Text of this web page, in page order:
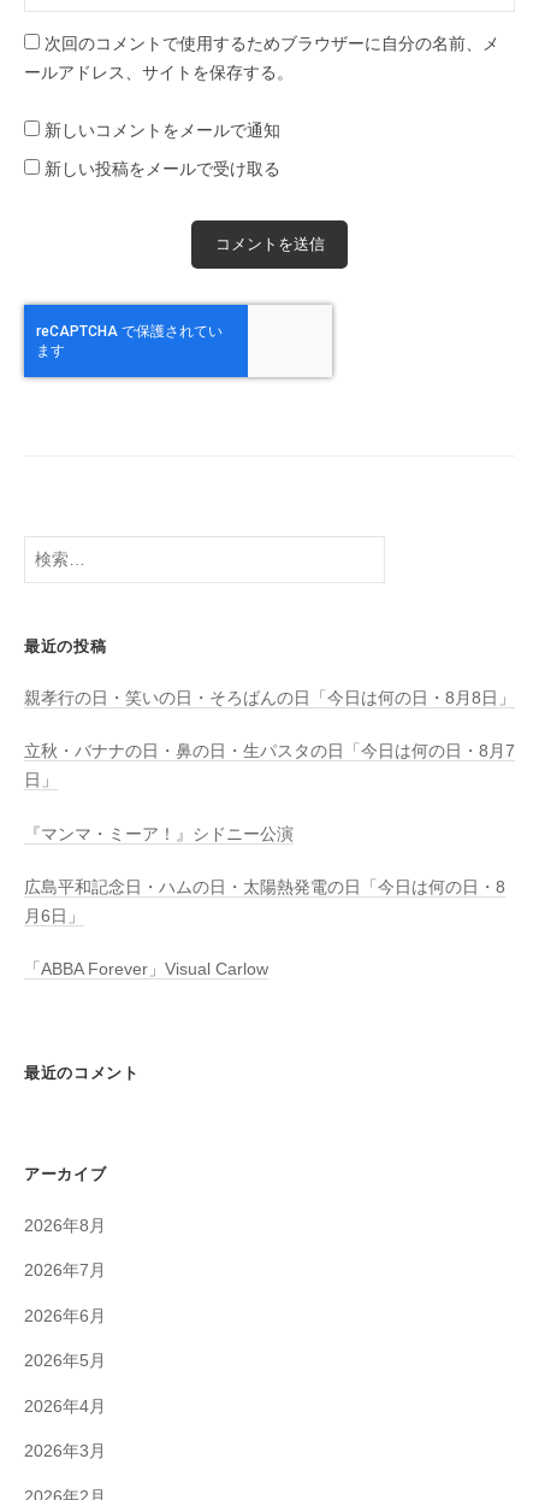
次回のコメントで使用するためブラウザーに自分の名前、メ
ールアドレス、サイトを保存する。
新しいコメントをメールで通知
新しい投稿をメールで受け取る
検
最近の投稿
親孝行の日・笑いの日・そろばんの日「今日は何の日・8月8日」
立秋・バナナの日・鼻の日・生パスタの日「今日は何の日・8月7
日」
『マンマ・ミーア！』シドニー公演
広島平和記念日・ハムの日・太陽熱発電の日「今日は何の日・8
月6日」
「ABBA Forever」Visual Carlow
最近のコメント
アーカイブ
2026年8月
2026年7月
2026年6月
2026年5月
2026年4月
2026年3月